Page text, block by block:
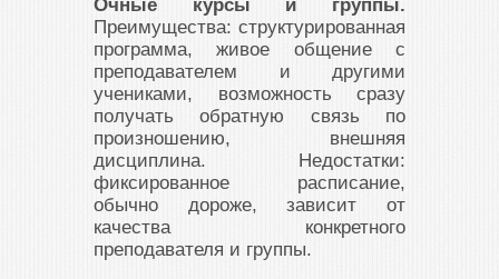
Очные курсы и группы.
Преимущества: структурированная
программа, живое общение с
преподавателем и другими
учениками, возможность сразу
получать обратную связь по
произношению, внешняя
дисциплина. Недостатки:
фиксированное расписание,
обычно дороже, зависит от
качества конкретного
преподавателя и группы.